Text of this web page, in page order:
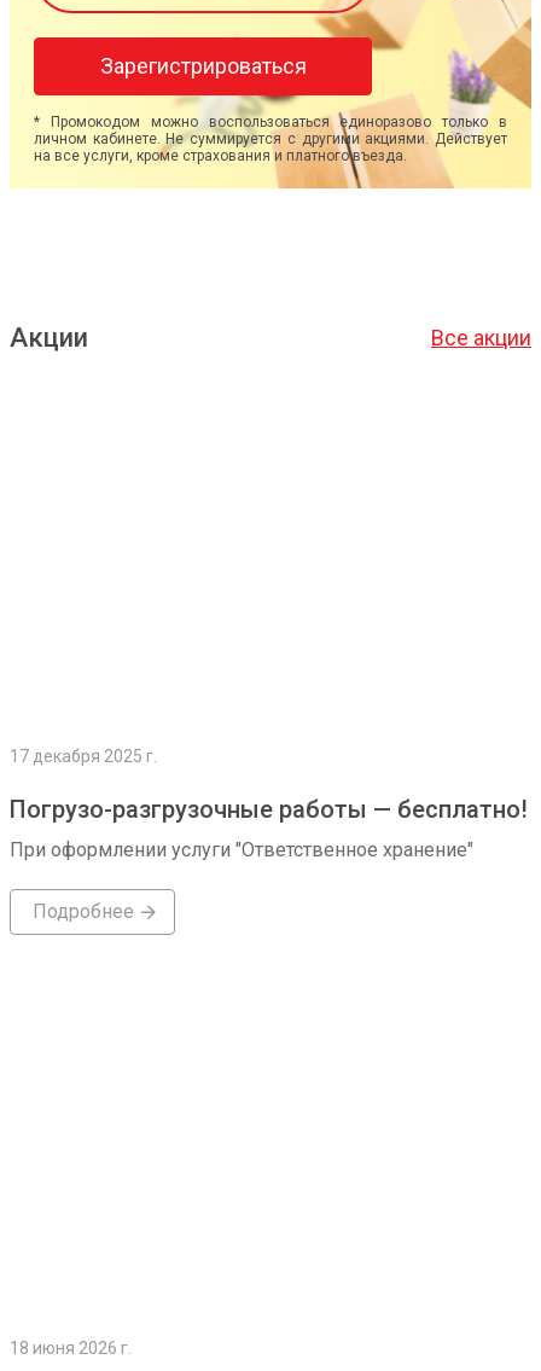
Зарегистрироваться
* Промокодом можно воспользоваться единоразово только в
личном кабинете. Не суммируется с другими акциями. Действует
на все услуги, кроме страхования и платного въезда.
Акции Все акции
17 декабря 2025 г.
Погрузо-разгрузочные работы — бесплатно!
При оформлении услуги "Ответственное хранение"
Подробнее
18 июня 2026 г.